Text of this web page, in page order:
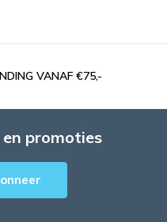
VANAF €75,-
promoties